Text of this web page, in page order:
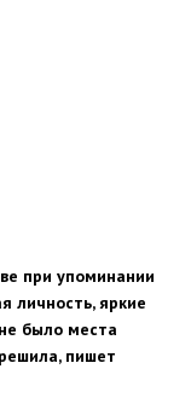
при упоминании
личность, яркие
было места
пишет